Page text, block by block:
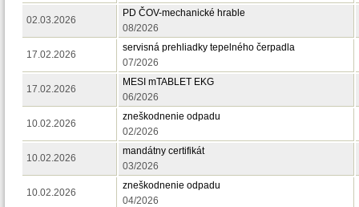
02.03.2026
PD ČOV-mechanické hrable
08/2026
17.02.2026
servisná prehliadky tepelného čerpadla
07/2026
17.02.2026
MESI mTABLET EKG
06/2026
10.02.2026
zneškodnenie odpadu
02/2026
10.02.2026
mandátny certifikát
03/2026
10.02.2026
zneškodnenie odpadu
04/2026